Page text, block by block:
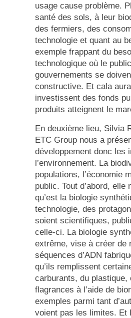
usage cause problème.
santé des sols, à leur
des fermiers, des
technologie et quant au
exemple frappant du
technologique où le
gouvernements se
constructive. Et cala
investissent des fonds
produits atteignent le
En deuxième lieu, Silvia
ETC Group nous a
développement donc les
l’environnement. La
populations, l’économie
public. Tout d’abord,
qu’est la biologie
technologie, des
soient scientifiques,
celle-ci. La biologie
extrême, vise à créer de
séquences d’ADN
qu’ils remplissent
carburants, du
flagrances à l’aide de
exemples parmi tant
voient pas les limites. Et